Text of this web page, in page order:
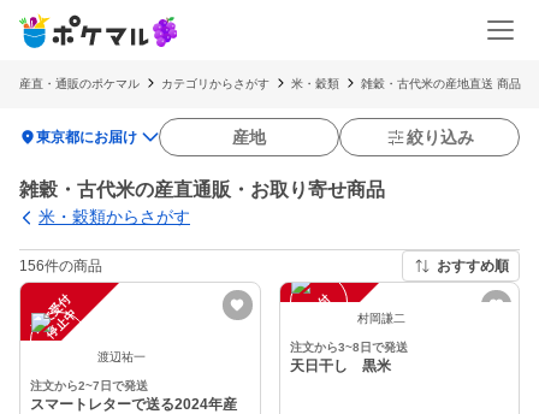
産直・通販のポケマル カテゴリからさがす 米・穀類 雑穀・古代米の産地直送 商品
location_on東京都にお届け 産地 絞り込み
雑穀・古代米の産直通販・お取り寄せ商品
米・穀類からさがす
156件の商品 おすすめ順
注
文
受
付
停
止
中
渡辺祐一
注文から2~7日で発送
スマートレターで送る2024年産
注
文
受
付
停
止 村岡謙二
注文から3~8日で発送
天日干し 黒米